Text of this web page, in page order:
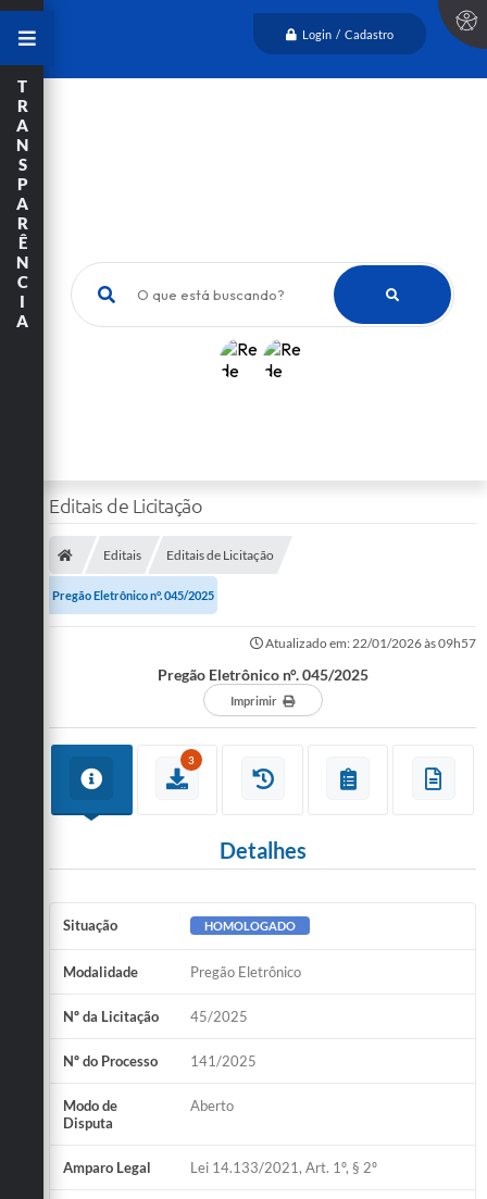
Login / Cadastro
O que está buscando?
T
R
A
N
S
P
A
R
Ê
N
C
I
A
Editais de Licitação
Editais Editais de Licitação
Pregão Eletrônico n°. 045/2025
Atualizado em: 22/01/2026 às 09h57
Pregão Eletrônico n°. 045/2025
Imprimir
3
Detalhes
Situação HOMOLOGADO
Modalidade Pregão Eletrônico
Nº da Licitação 45/2025
Nº do Processo 141/2025
Modo de
Disputa
Aberto
Amparo Legal Lei 14.133/2021, Art. 1º, § 2º